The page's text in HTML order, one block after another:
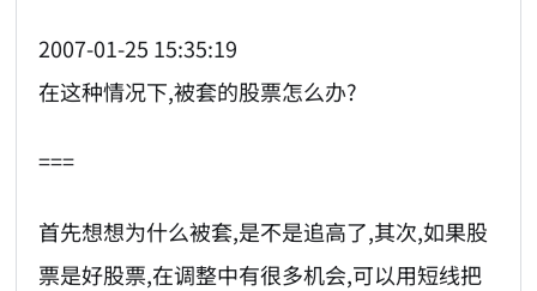
2007-01-25 15:35:19
在这种情况下,被套的股票怎么办?
===
首先想想为什么被套,是不是追高了,其次,如果股
票是好股票,在调整中有很多机会,可以用短线把